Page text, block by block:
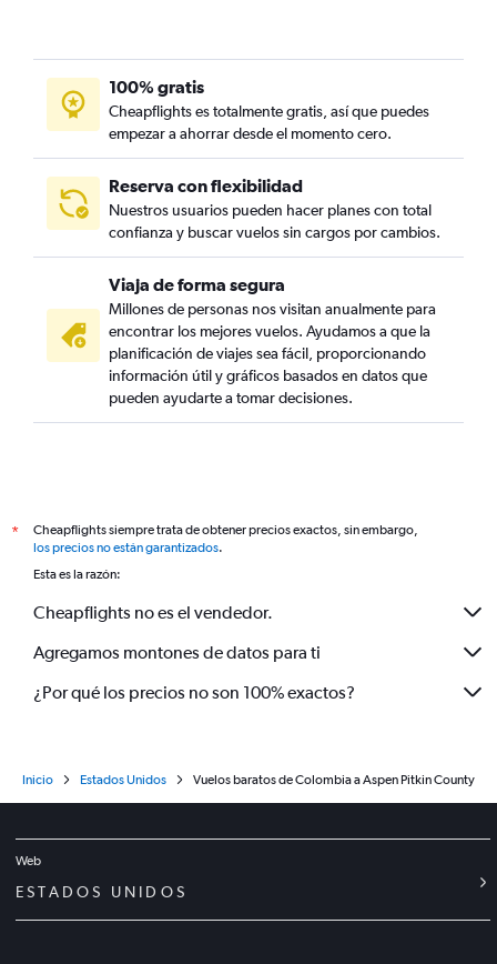
100% gratis
Cheapflights es totalmente gratis, así que puedes
empezar a ahorrar desde el momento cero.
Reserva con flexibilidad
Nuestros usuarios pueden hacer planes con total
confianza y buscar vuelos sin cargos por cambios.
Viaja de forma segura
Millones de personas nos visitan anualmente para
encontrar los mejores vuelos. Ayudamos a que la
planificación de viajes sea fácil, proporcionando
información útil y gráficos basados en datos que
pueden ayudarte a tomar decisiones.
*
Cheapflights siempre trata de obtener precios exactos, sin embargo,
los precios no están garantizados.
Esta es la razón:
Cheapflights no es el vendedor.
Agregamos montones de datos para ti
¿Por qué los precios no son 100% exactos?
Inicio Estados Unidos Vuelos baratos de Colombia a Aspen Pitkin County
Web
ESTADOS UNIDOS